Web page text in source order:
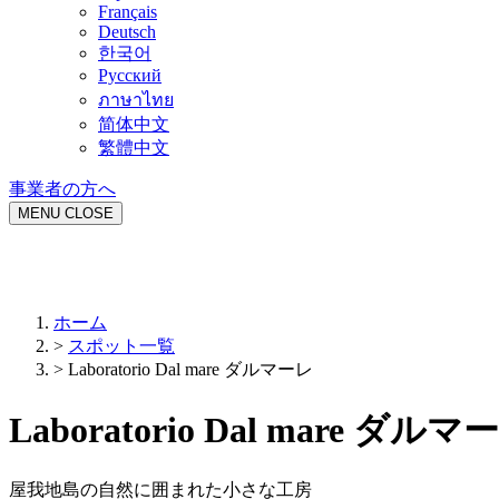
Français
Deutsch
한국어
Русский
ภาษาไทย
简体中文
繁體中文
事業者の方へ
MENU CLOSE
ホーム
> スポット一覧
> Laboratorio Dal mare ダルマーレ
Laboratorio Dal mare ダルマ
屋我地島の自然に囲まれた小さな工房